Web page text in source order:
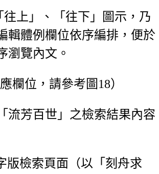
往上」、「往下」圖示，乃
輯體例欄位依序編排，便於
瀏覽內文。
欄位，請參考圖18）
流芳百世」之檢索結果內容
版檢索頁面（以「刻舟求